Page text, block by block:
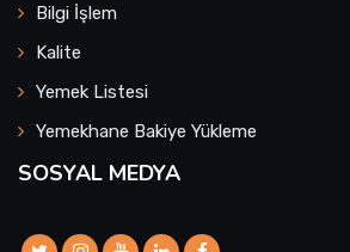
Bilgi İşlem
Kalite
Yemek Listesi
Yemekhane Bakiye Yükleme
SOSYAL MEDYA